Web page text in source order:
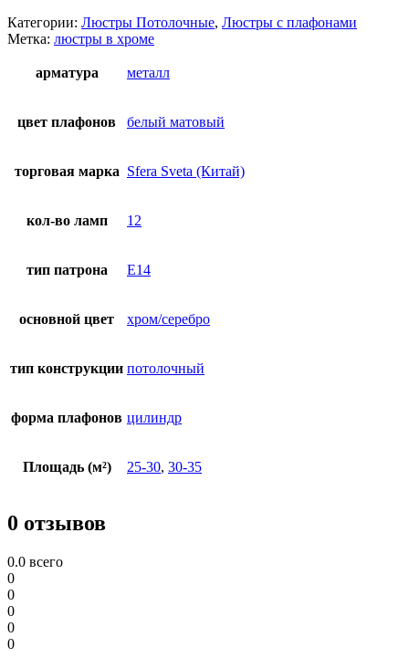
Категории: Люстры Потолочные, Люстры с плафонами
Метка: люстры в хроме
арматура металл
цвет плафонов белый матовый
торговая марка Sfera Sveta (Китай)
кол-во ламп 12
тип патрона E14
основной цвет хром/серебро
тип конструкции потолочный
форма плафонов цилиндр
Площадь (м²) 25-30, 30-35
0 отзывов
0.0 всего
0
0
0
0
0